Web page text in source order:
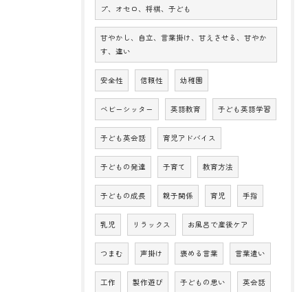
プ、オセロ、将棋、子ども
甘やかし、自立、言葉掛け、甘えさせる、甘やか
す、違い
安全性 信頼性 幼稚園
ベビーシッター 英語教育 子ども英語学習
子ども英会話 育児アドバイス
子どもの発達 子育て 教育方法
子どもの成長 親子関係 育児 手指
乳児 リラックス お風呂で産後ケア
つまむ 声掛け 褒める言葉 言葉遣い
工作 製作遊び 子どもの思い 英会話